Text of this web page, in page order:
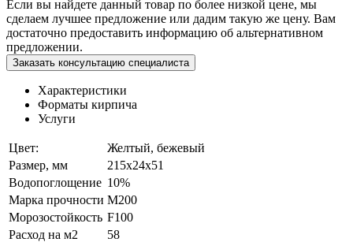
Если вы найдете данный товар по более низкой цене, мы
сделаем лучшее предложение или дадим такую же цену. Вам
достаточно предоставить информацию об альтернативном
предложении.
Заказать консультацию специалиста
Характеристики
Форматы кирпича
Услуги
Цвет:
Желтый, бежевый
Размер, мм
215x24x51
Водопоглощение 10%
Марка прочности M200
Морозостойкость F100
Расход на м2
58